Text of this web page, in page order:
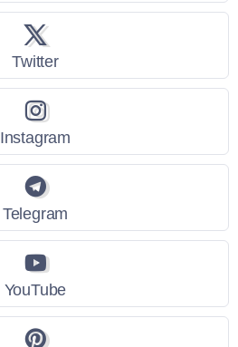
Twitter
Instagram
Telegram
YouTube